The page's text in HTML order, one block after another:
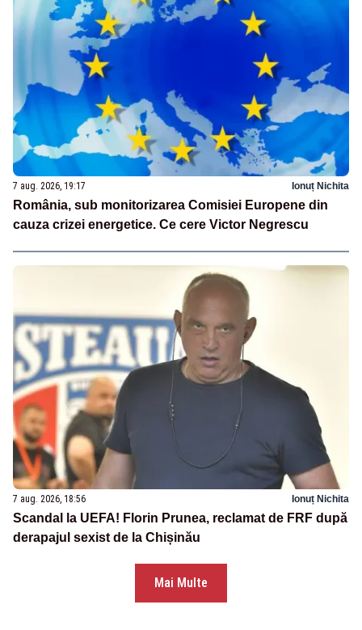
7 aug. 2026, 19:17 Ionuț Nichita
România, sub monitorizarea Comisiei Europene din
cauza crizei energetice. Ce cere Victor Negrescu
7 aug. 2026, 18:56 Ionuț Nichita
Scandal la UEFA! Florin Prunea, reclamat de FRF după
derapajul sexist de la Chișinău
Mai Multe